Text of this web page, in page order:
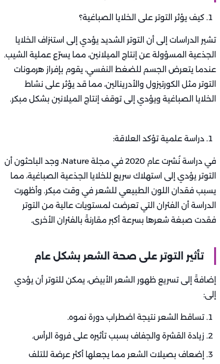
كيف يؤثر التوتر على الخلايا الصباغية؟
تشير الدراسات إلى أن التوتر الشديد يؤدي إلى استنزاف الخلايا
الجذعية المسؤولة عن إنتاج الميلانين، مما يسرّع عملية الشيب.
عندما يتعرض الجسم للضغط النفسي، يقوم بإفراز هرمونات
التوتر مثل الكورتيزول والأدرينالين، مما قد يؤثر على نشاط
الخلايا الصباغية ويؤدي إلى توقف إنتاج الميلانين بشكل مبكر.
دراسة علمية تؤكد العلاقة:
في دراسة نُشرت عام 2020 في مجلة Nature، وجد الباحثون أن
التوتر يؤدي إلى استهلاك سريع للخلايا الجذعية الصباغية، مما
يسبب فقدان اللون الطبيعي للشعر في وقت مبكر. وأظهرت
الدراسة أن الفئران التي تعرضت لمستويات عالية من التوتر
فقدت صبغة شعرها بسرعة أكبر مقارنةً بالفئران الأخرى.
تأثير التوتر على صحة الشعر بشكل عام
إضافةً إلى تسريع ظهور الشعر الأبيض، يمكن للتوتر أن يؤدي
إلى:
تساقط الشعر نتيجة اضطراب دورة نموه.
زيادة القشرة والجفاف بسبب تأثيره على فروة الرأس.
إضعاف بصيلات الشعر مما يجعلها أكثر عرضة للتلف